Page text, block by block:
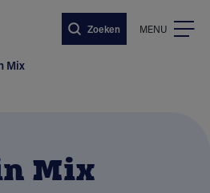
Zoeken MENU
Mix
Mix